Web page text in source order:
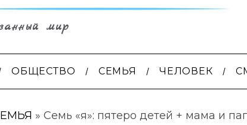
мир
ОБЩЕСТВО СЕМЬЯ ЧЕЛОВЕК
» Семь «я»: пятеро детей + мама и